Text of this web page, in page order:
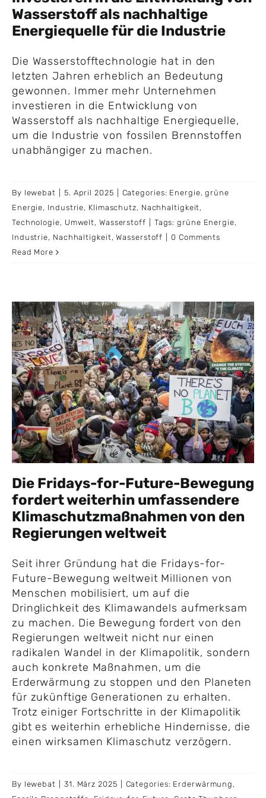
Wasserstoff als nachhaltige
Energiequelle für die Industrie
Die Wasserstofftechnologie hat in den
letzten Jahren erheblich an Bedeutung
gewonnen. Immer mehr Unternehmen
investieren in die Entwicklung von
Wasserstoff als nachhaltige Energiequelle,
um die Industrie von fossilen Brennstoffen
unabhängiger zu machen.
By lewebat 5. April 2025 Categories: Energie,grüne
Energie, Industrie, Klimaschutz, Nachhaltigkeit,
Technologie, Umwelt, Wasserstoff Tags:grüne Energie,
Industrie, Nachhaltigkeit,Wasserstoff
0 Comments
Read More
Die Fridays-for-Future-Bewegung
fordert weiterhin umfassendere
Klimaschutzmaßnahmen von den
Regierungen weltweit
Seit ihrer Gründung hat die Fridays-for-
Future-Bewegung weltweit Millionen von
Menschen mobilisiert, um auf die
Dringlichkeit des Klimawandels aufmerksam
zu machen. Die Bewegung fordert von den
Regierungen weltweit nicht nur einen
radikalen Wandel in der Klimapolitik, sondern
auch konkrete Maßnahmen, um die
Erderwärmung zu stoppen und den Planeten
für zukünftige Generationen zu erhalten.
Trotz einiger Fortschritte in der Klimapolitik
gibt es weiterhin erhebliche Hindernisse, die
einen wirksamen Klimaschutz verzögern.
By lewebat 31. März 2025 Categories: Erderwärmung ,